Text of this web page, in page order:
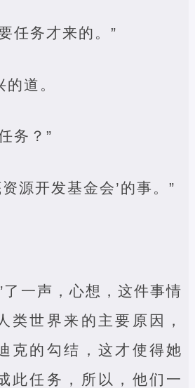
任务才来的。”
道。
务？”
资源开发基金会’的事。”
了一声，心想，这件事情
类世界来的主要原因，
克的勾结，这才使得她
此任务，所以，他们一